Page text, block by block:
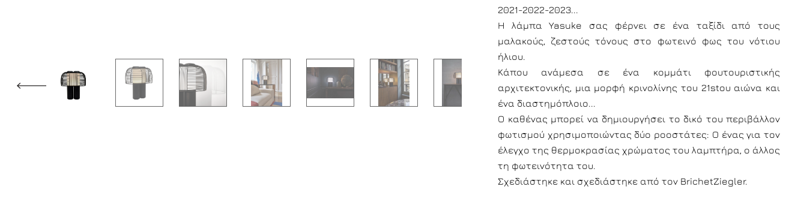
2021-2022-2023...
Η λάμπα Yasuke σας φέρνει σε ένα ταξίδι από τους
μαλακούς, ζεστούς τόνους στο φωτεινό φως του νότιου
ήλιου.
Κάπου ανάμεσα σε ένα κομμάτι φουτουριστικής
αρχιτεκτονικής, μια μορφή κρινολίνης του 21stου αιώνα και
ένα διαστημόπλοιο...
Ο καθένας μπορεί να δημιουργήσει το δικό του περιβάλλον
φωτισμού χρησιμοποιώντας δύο ροοστάτες: Ο ένας για τον
έλεγχο της θερμοκρασίας χρώματος του λαμπτήρα, ο άλλος
τη φωτεινότητα του.
Σχεδιάστηκε και σχεδιάστηκε από τον BrichetZiegler.